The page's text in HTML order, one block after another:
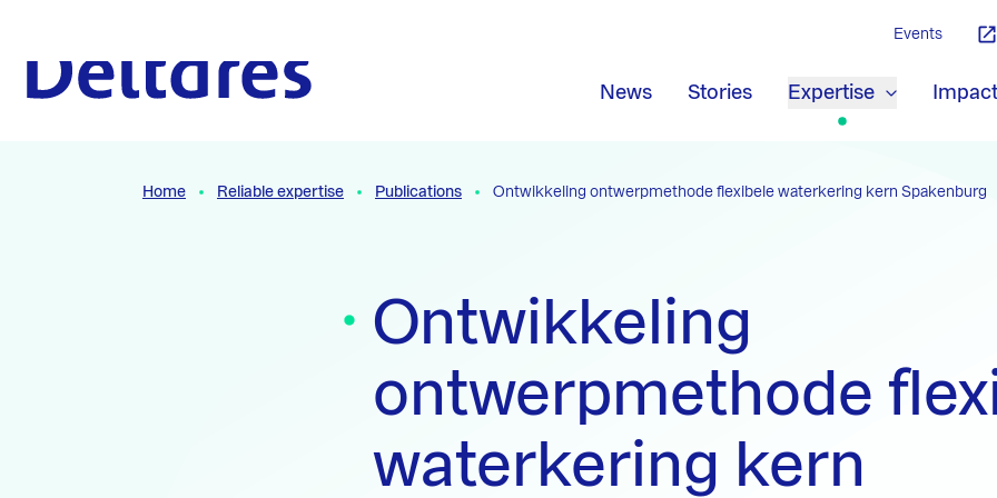
News Stories Expertise Impact
Events
Home Reliable expertise Publications Ontwikkeling ontwerpmethode flexibele waterkering kern Spakenburg
Ontwikkeling
ontwerpmethode
waterkering kern